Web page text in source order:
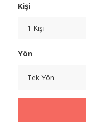
Kişi
Yön